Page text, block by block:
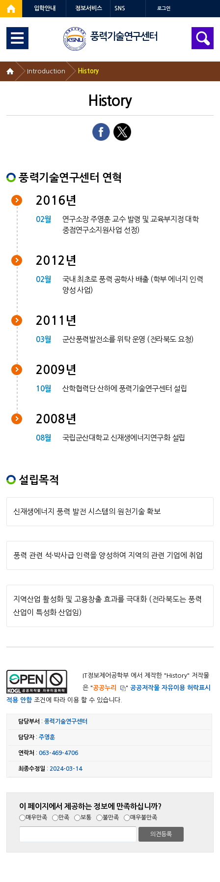
입학안내 정보서비스 SNS 로그인
풍력기술연구센터
Introduction History
History
풍력기술연구센터 연혁
2016년
02월
연구소장 주영훈 교수 발령 및 교육부지정 대학
중점연구소지원사업 선정)
2012년
02월
국내 최초로 풍력 공학사 배출 (학부 에너지 인력
양성 사업)
2011년
03월 군산풍력발전소를 위탁 운영 (전라북도 요청)
2009년
10월 산학협력단 산하에 풍력기술연구센터 설립
2008년
08월 국립군산대학교 신재생에너지연구화 설립
설립목적
신재생에너지 풍력 발전 시스템의 원천기술 확보
풍력 관련 석·박사급 인력을 양성하여 지역의 관련 기업에 취업
지역산업 활성화 및 고용창출 효과를 극대화 (전라북도는 풍력
산업이 특성화 산업임)
IT정보제어공학부 에서 제작한 "History" 저작물
은 "공공누리 "공공저작물 자유이용 허락표시
적용 안함조건에 따라 이용 할 수 있습니다.
담당부서 :풍력기술연구센터
담당자:주영훈
연락처 :063-469-4706
최종수정일 : 2024-03-14
이 페이지에서 제공하는 정보에 만족하십니까?
매우만족 만족 보통 불만족 매우불만족